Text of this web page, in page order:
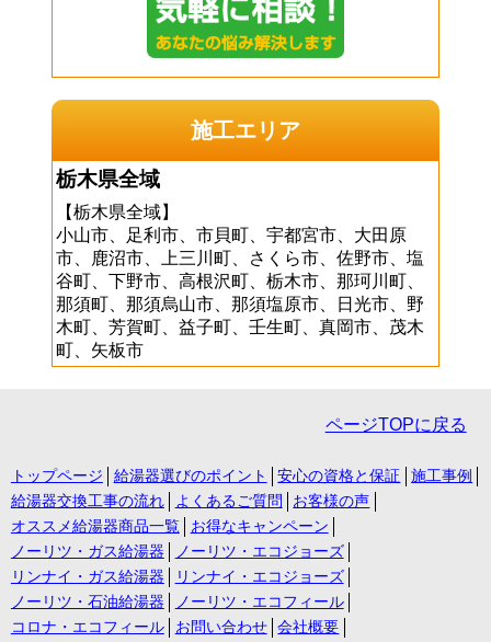
施工エリア
栃木県全域
【栃木県全域】
小山市、足利市、市貝町、宇都宮市、大田原
市、鹿沼市、上三川町、さくら市、佐野市、塩
谷町、下野市、高根沢町、栃木市、那珂川町、
那須町、那須烏山市、那須塩原市、日光市、野
木町、芳賀町、益子町、壬生町、真岡市、茂木
町、矢板市
ページTOPに戻る
トップページ 給湯器選びのポイント 安心の資格と保証
施工事例
給湯器交換工事の流れ
よくあるご質問
お客様の声
オススメ給湯器商品一覧
お得なキャンペーン
ノーリツ・ガス給湯器
ノーリツ・エコジョーズ
リンナイ・ガス給湯器
リンナイ・エコジョーズ
ノーリツ・石油給湯器
ノーリツ・エコフィール
コロナ・エコフィール
お問い合わせ
会社概要